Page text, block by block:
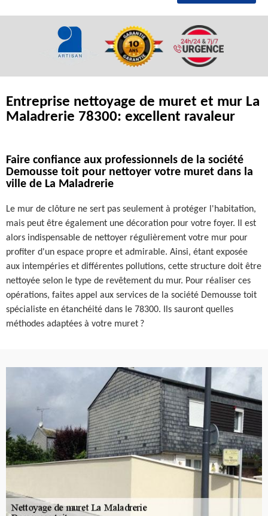
Entreprise nettoyage de muret et mur La
Maladrerie 78300: excellent ravaleur
Faire confiance aux professionnels de la société
Demousse toit pour nettoyer votre muret dans la
ville de La Maladrerie
Le mur de clôture ne sert pas seulement à protéger l'habitation,
mais peut être également une décoration pour votre foyer. Il est
alors indispensable de nettoyer régulièrement votre mur pour
profiter d'un espace propre et admirable. Ainsi, étant exposée
aux intempéries et différentes pollutions, cette structure doit être
nettoyée selon le type de revêtement du mur. Pour réaliser ces
opérations, faites appel aux services de la société Demousse toit
spécialiste en étanchéité dans le 78300. Ils sauront quelles
méthodes adaptées à votre muret ?